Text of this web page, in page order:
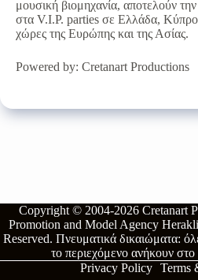
μουσική βιομηχανία, αποτελούν
στα V.I.P. parties σε Ελλάδα,
χώρες της Ευρώπης και της Ασίας.
Powered by: Cretanart Productions
Copyright © 2004-2026 Cretanart
Promotion and Model Agency
Reserved.Πνευματικά δικαιώματα:
το περιεχόμενο ανήκουν στο
Privacy Policy Terms